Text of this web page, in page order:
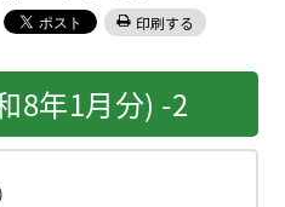
印刷する
8年1月分) -2